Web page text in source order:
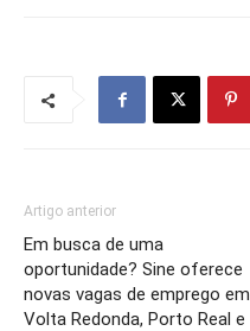
Artigo anterior
Em busca de uma
oportunidade? Sine oferece
novas vagas de emprego em
Volta Redonda, Porto Real e